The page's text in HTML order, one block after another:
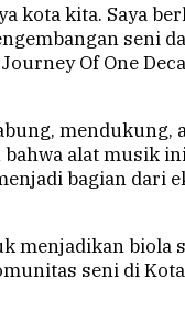
kota kita. Saya
seni
Of One
mendukung,
alat musik
bagian dari
menjadikan biola
seni di